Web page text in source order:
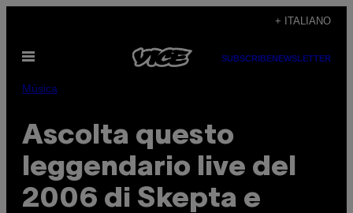
contenuto
+ ITALIANO
Apri
SUBSCRIBENEWSLETTER
Música
Ascolta questo
leggendario live del
2006 di Skepta e